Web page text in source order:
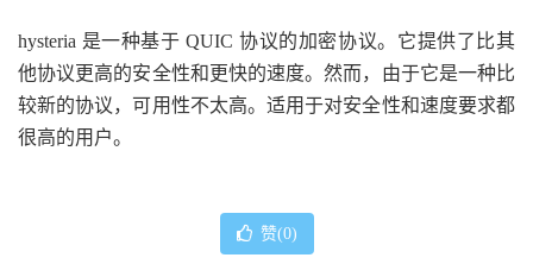
hysteria 是一种基于 QUIC 协议的加密协议。它提供了比其
他协议更高的安全性和更快的速度。然而，由于它是一种比
较新的协议，可用性不太高。适用于对安全性和速度要求都
很高的用户。
赞(0)